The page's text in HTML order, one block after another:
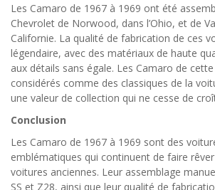
Les Camaro de 1967 à 1969 ont été
Chevrolet de Norwood, dans l’Ohio, et de
Californie. La qualité de fabrication de ces
légendaire, avec des matériaux de haute
aux détails sans égale. Les Camaro de
considérés comme des classiques de la
une valeur de collection qui ne cesse de
Conclusion
Les Camaro de 1967 à 1969 sont des
emblématiques qui continuent de faire
voitures anciennes. Leur assemblage
SS et Z28, ainsi que leur qualité de